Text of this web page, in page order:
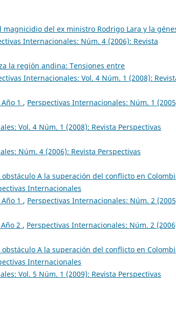
magnicidio del ex ministro Rodrigo Lara y la
Internacionales: Núm. 4 (2006): Revista
la región andina: Tensiones entre
Internacionales: Vol. 4 Núm. 1 (2008):
1 , Perspectivas Internacionales: Núm. 1
Vol. 4 Núm. 1 (2008): Revista Perspectivas
Núm. 4 (2006): Revista Perspectivas
A la superación del conflicto en
Internacionales
1 , Perspectivas Internacionales: Núm. 2
2 , Perspectivas Internacionales: Núm. 2
A la superación del conflicto en
Internacionales
Vol. 5 Núm. 1 (2009): Revista Perspectivas